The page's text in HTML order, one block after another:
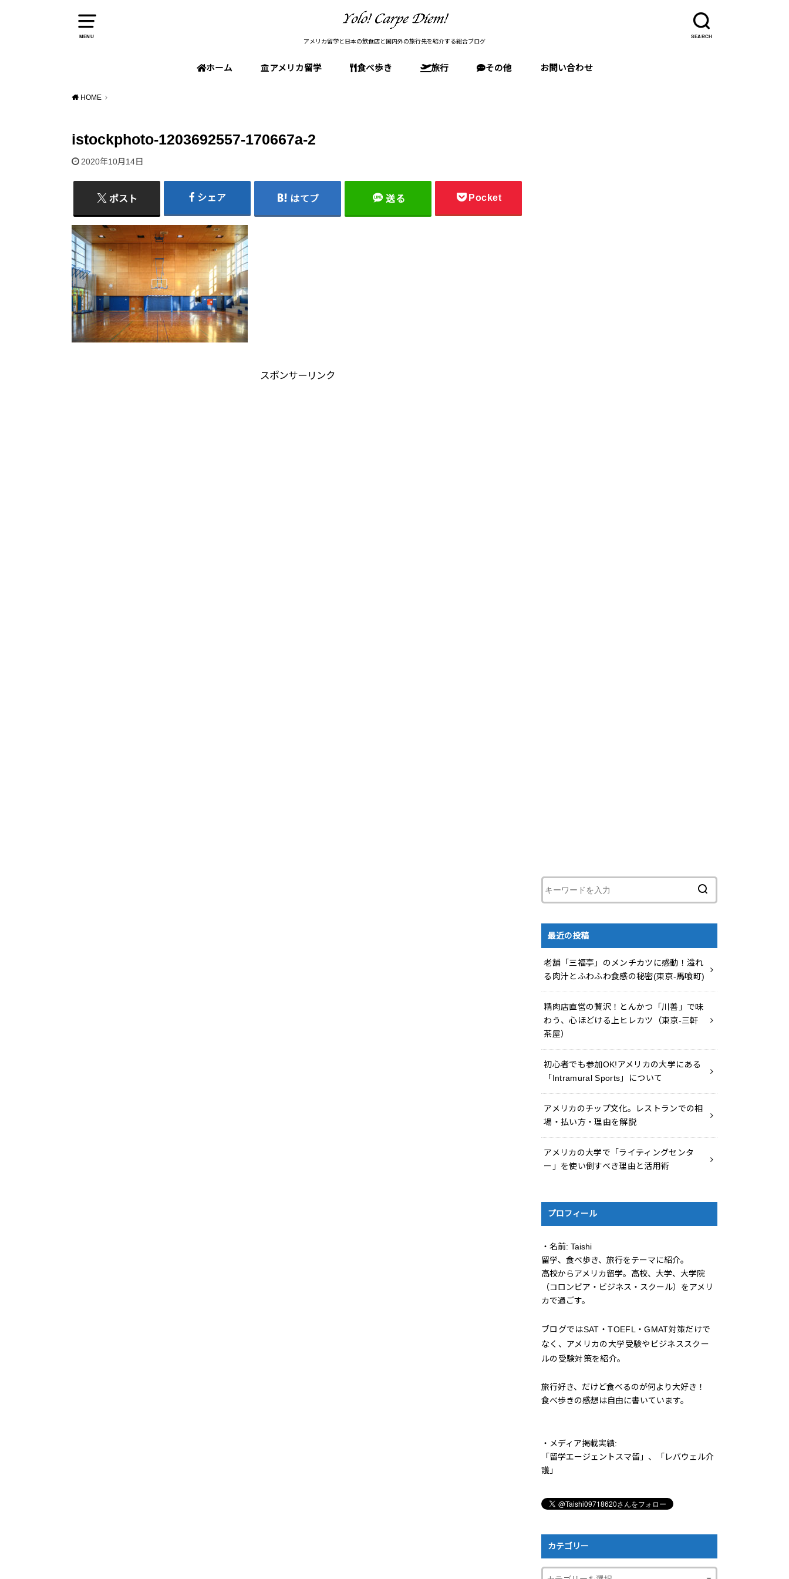
MENU SEARCH
アメリカ留学と日本の飲食店と国内外の旅行先を紹介する総合ブログ
ホーム アメリカ留学 食べ歩き 旅行 その他 お問い合わせ
HOME
istockphoto-1203692557-170667a-2
2020年10月14日
ポスト シェア はてブ 送る Pocket
スポンサーリンク
最近の投稿
老舗「三福亭」のメンチカツに感動！溢れ
る肉汁とふわふわ食感の秘密(東京-馬喰町)
精肉店直営の贅沢！とんかつ「川善」で味
わう、心ほどける上ヒレカツ（東京-三軒
茶屋）
初心者でも参加OK!アメリカの大学にある
「Intramural Sports」について
アメリカのチップ文化。レストランでの相
場・払い方・理由を解説
アメリカの大学で「ライティングセンタ
ー」を使い倒すべき理由と活用術
プロフィール
・名前: Taishi
留学、食べ歩き、旅行をテーマに紹介。
高校からアメリカ留学。高校、大学、大学院
（コロンビア・ビジネス・スクール）をアメリ
カで過ごす。
ブログではSAT・TOEFL・GMAT対策だけで
なく、アメリカの大学受験やビジネススクー
ルの受験対策を紹介。
旅行好き、だけど食べるのが何より大好き！
食べ歩きの感想は自由に書いています。
・メディア掲載実績:
「留学エージェントスマ留」、「レバウェル介
護」
カテゴリー